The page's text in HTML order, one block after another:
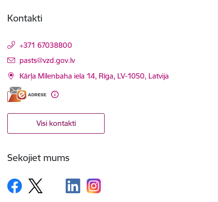
Kontakti
+371 67038800
E-pasts:
pasts@vzd.gov.lv
Kārļa Mīlenbaha iela 14, Rīga, LV-1050, Latvija
Visi kontakti
Sekojiet mums